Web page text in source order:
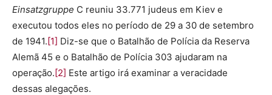
Einsatzgruppe C reuniu 33.771 judeus em Kiev e
executou todos eles no período de 29 a 30 de setembro
de 1941.[1] Diz-se que o Batalhão de Polícia da Reserva
Alemã 45 e o Batalhão de Polícia 303 ajudaram na
operação.[2] Este artigo irá examinar a veracidade
dessas alegações.